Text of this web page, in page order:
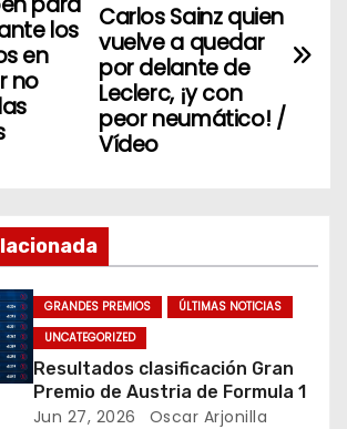
n
Carlos Sainz quien
vuelve a quedar
por delante de
Leclerc, ¡y con
peor neumático! /
Vídeo
los
en
no
GRANDES PREMIOS
ÚLTIMAS NOTICIAS
UNCATEGORIZED
Resultados clasificación Gran
Premio de Austria de Formula 1
Jun 27, 2026
Oscar Arjonilla